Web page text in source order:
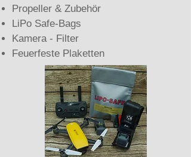
Propeller & Zubehör
LiPo Safe-Bags
Kamera - Filter
Feuerfeste Plaketten